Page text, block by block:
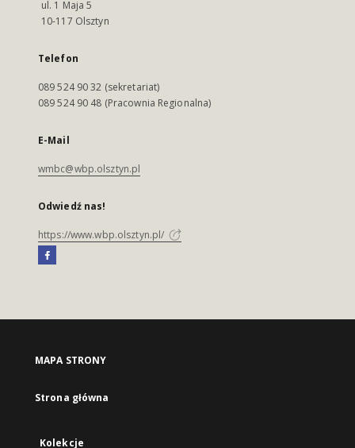
ul. 1 Maja 5
10-117 Olsztyn
Telefon
089 524 90 32 (sekretariat)
089 524 90 48 (Pracownia Regionalna)
E-Mail
wmbc@wbp.olsztyn.pl
Odwiedź nas!
https://www.wbp.olsztyn.pl/
MAPA STRONY
Strona główna
Kolekcje